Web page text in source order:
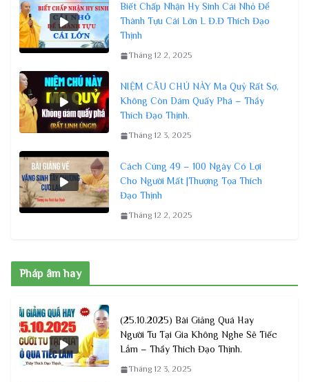
Biết Chấp Nhận Hy Sinh Cái Nhỏ Để
Thành Tựu Cái Lớn L Đ.Đ Thích Đạo
Thịnh
Tháng 12 2, 2025
NIỆM CÂU CHÚ NÀY Ma Quỷ Rất Sợ,
Không Còn Dám Quấy Phá – Thầy
Thích Đạo Thịnh.
Tháng 12 3, 2025
Cách Cúng 49 – 100 Ngày Có Lợi
Cho Người Mất |Thượng Tọa Thích
Đạo Thịnh
Tháng 12 2, 2025
Pháp âm hay
(25.10.2025) Bài Giảng Quá Hay
Người Tu Tại Gia Không Nghe Sẽ Tiếc
Lắm – Thầy Thích Đạo Thịnh.
Tháng 12 3, 2025